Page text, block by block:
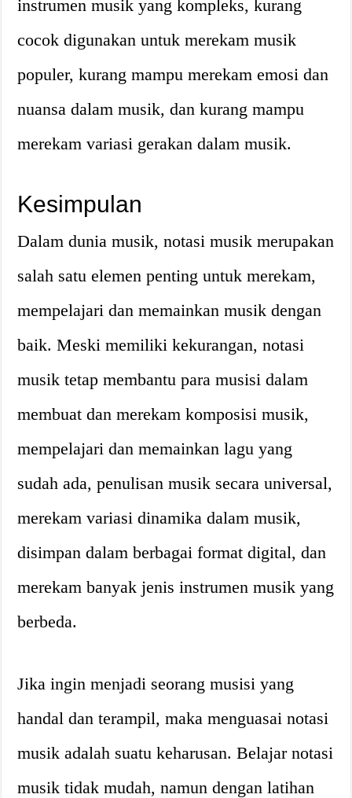
instrumen musik yang kompleks, kurang
cocok digunakan untuk merekam musik
populer, kurang mampu merekam emosi dan
nuansa dalam musik, dan kurang mampu
merekam variasi gerakan dalam musik.
Kesimpulan
Dalam dunia musik, notasi musik merupakan
salah satu elemen penting untuk merekam,
mempelajari dan memainkan musik dengan
baik. Meski memiliki kekurangan, notasi
musik tetap membantu para musisi dalam
membuat dan merekam komposisi musik,
mempelajari dan memainkan lagu yang
sudah ada, penulisan musik secara universal,
merekam variasi dinamika dalam musik,
disimpan dalam berbagai format digital, dan
merekam banyak jenis instrumen musik yang
berbeda.
Jika ingin menjadi seorang musisi yang
handal dan terampil, maka menguasai notasi
musik adalah suatu keharusan. Belajar notasi
musik tidak mudah, namun dengan latihan